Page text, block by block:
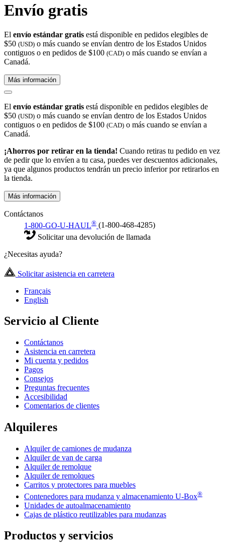
Envío gratis
El envío estándar gratis está disponible en pedidos elegibles de
$50 (USD) o más cuando se envían dentro de los Estados Unidos
contiguos o en pedidos de $100 (CAD) o más cuando se envían a
Canadá.
Más información
El envío estándar gratis está disponible en pedidos elegibles de
$50 (USD) o más cuando se envían dentro de los Estados Unidos
contiguos o en pedidos de $100 (CAD) o más cuando se envían a
Canadá.
¡Ahorros por retirar en la tienda! Cuando retiras tu pedido en vez
de pedir que lo envíen a tu casa, puedes ver descuentos adicionales,
ya que algunos productos tendrán un precio inferior por retirarlos en
la tienda.
Más información
Contáctanos
1-800-GO-U-HAUL® (1-800-468-4285)
Solicitar una devolución de llamada
¿Necesitas ayuda?
Solicitar asistencia en carretera
Français
English
Servicio al Cliente
Contáctanos
Asistencia en carretera
Mi cuenta y pedidos
Pagos
Consejos
Preguntas frecuentes
Accesibilidad
Comentarios de clientes
Alquileres
Alquiler de camiones de mudanza
Alquiler de van de carga
Alquiler de remolque
Alquiler de remolques
Carritos y protectores para muebles
Contenedores para mudanza y almacenamiento U-Box®
Unidades de autoalmacenamiento
Cajas de plástico reutilizables para mudanzas
Productos y servicios